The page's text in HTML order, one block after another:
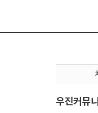
우진커뮤